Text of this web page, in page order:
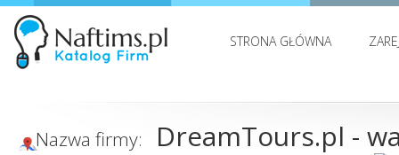
STRONA GŁÓWNA
Nazwa firmy: DreamTours.pl -